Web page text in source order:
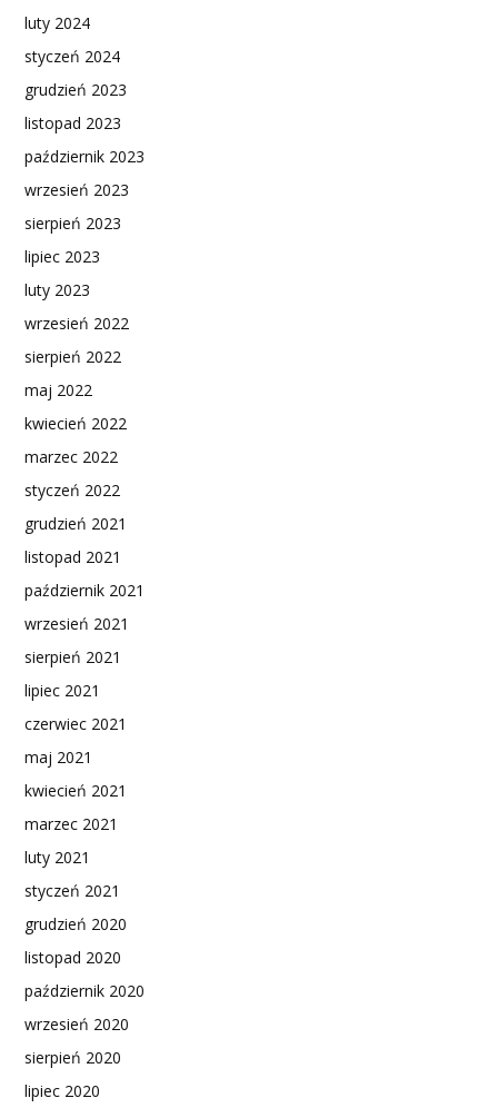
luty 2024
styczeń 2024
grudzień 2023
listopad 2023
październik 2023
wrzesień 2023
sierpień 2023
lipiec 2023
luty 2023
wrzesień 2022
sierpień 2022
maj 2022
kwiecień 2022
marzec 2022
styczeń 2022
grudzień 2021
listopad 2021
październik 2021
wrzesień 2021
sierpień 2021
lipiec 2021
czerwiec 2021
maj 2021
kwiecień 2021
marzec 2021
luty 2021
styczeń 2021
grudzień 2020
listopad 2020
październik 2020
wrzesień 2020
sierpień 2020
lipiec 2020